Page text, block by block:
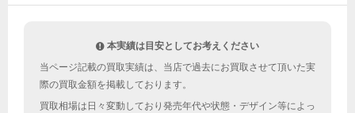
本実績は目安としてお考えください
当ページ記載の買取実績は、当店で過去にお買取させて頂いた実
際の買取金額を掲載しております。
買取相場は日々変動しており発売年代や状態・デザイン等によっ